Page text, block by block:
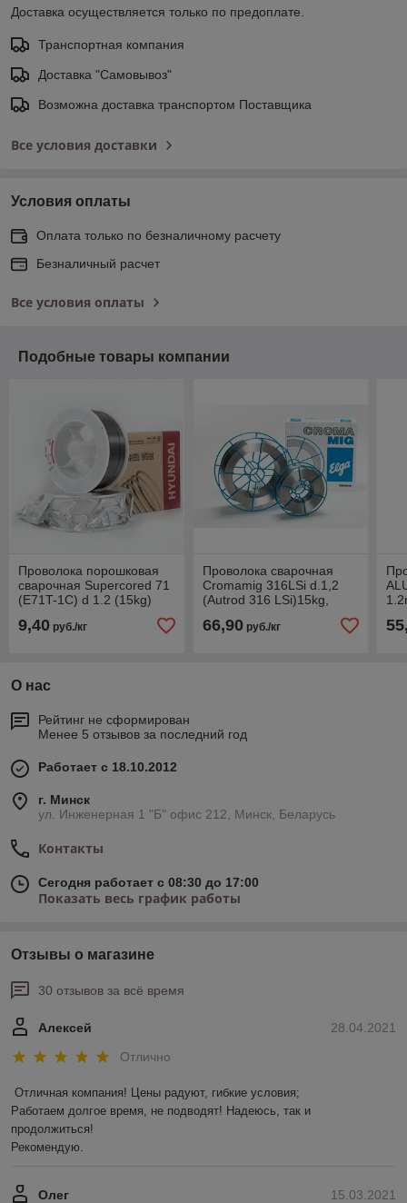
Доставка осуществляется только по предоплате.
Транспортная компания
Доставка "Самовывоз"
Возможна доставка транспортом Поставщика
Все условия доставки
Условия оплаты
Оплата только по безналичному расчету
Безналичный расчет
Все условия оплаты
Подобные товары компании
Проволока порошковая
сварочная Supercored 71
(E71T-1C) d 1.2 (15kg)
9,40 руб./кг
Проволока сварочная
Cromamig 316LSi d.1,2
(Autrod 316 LSi)15kg,
66,90руб./кг
О нас
Рейтинг не сформирован
Менее 5 отзывов за последний год
Работает с 18.10.2012
г. Минск
ул. Инженерная 1 "Б" офис 212, Минск, Беларусь
Контакты
Сегодня работает с 08:30 до 17:00
Показать весь график работы
Отзывы о магазине
30 отзывов за всё время
28.04.2021
Алексей
Отлично
Отличная компания! Цены радуют, гибкие условия;
Работаем долгое время, не подводят! Надеюсь, так и
продолжиться!
Рекомендую.
15.03.2021
Олег